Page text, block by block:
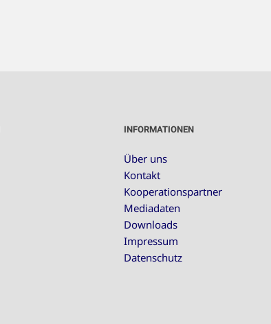
INFORMATIONEN
Über uns
Kontakt
Kooperationspartner
Mediadaten
Downloads
Impressum
Datenschutz